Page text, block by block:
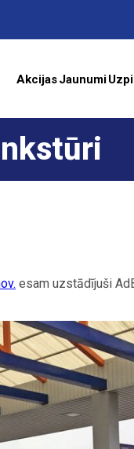
AkcijasJaunumi
esam uzstādījuši